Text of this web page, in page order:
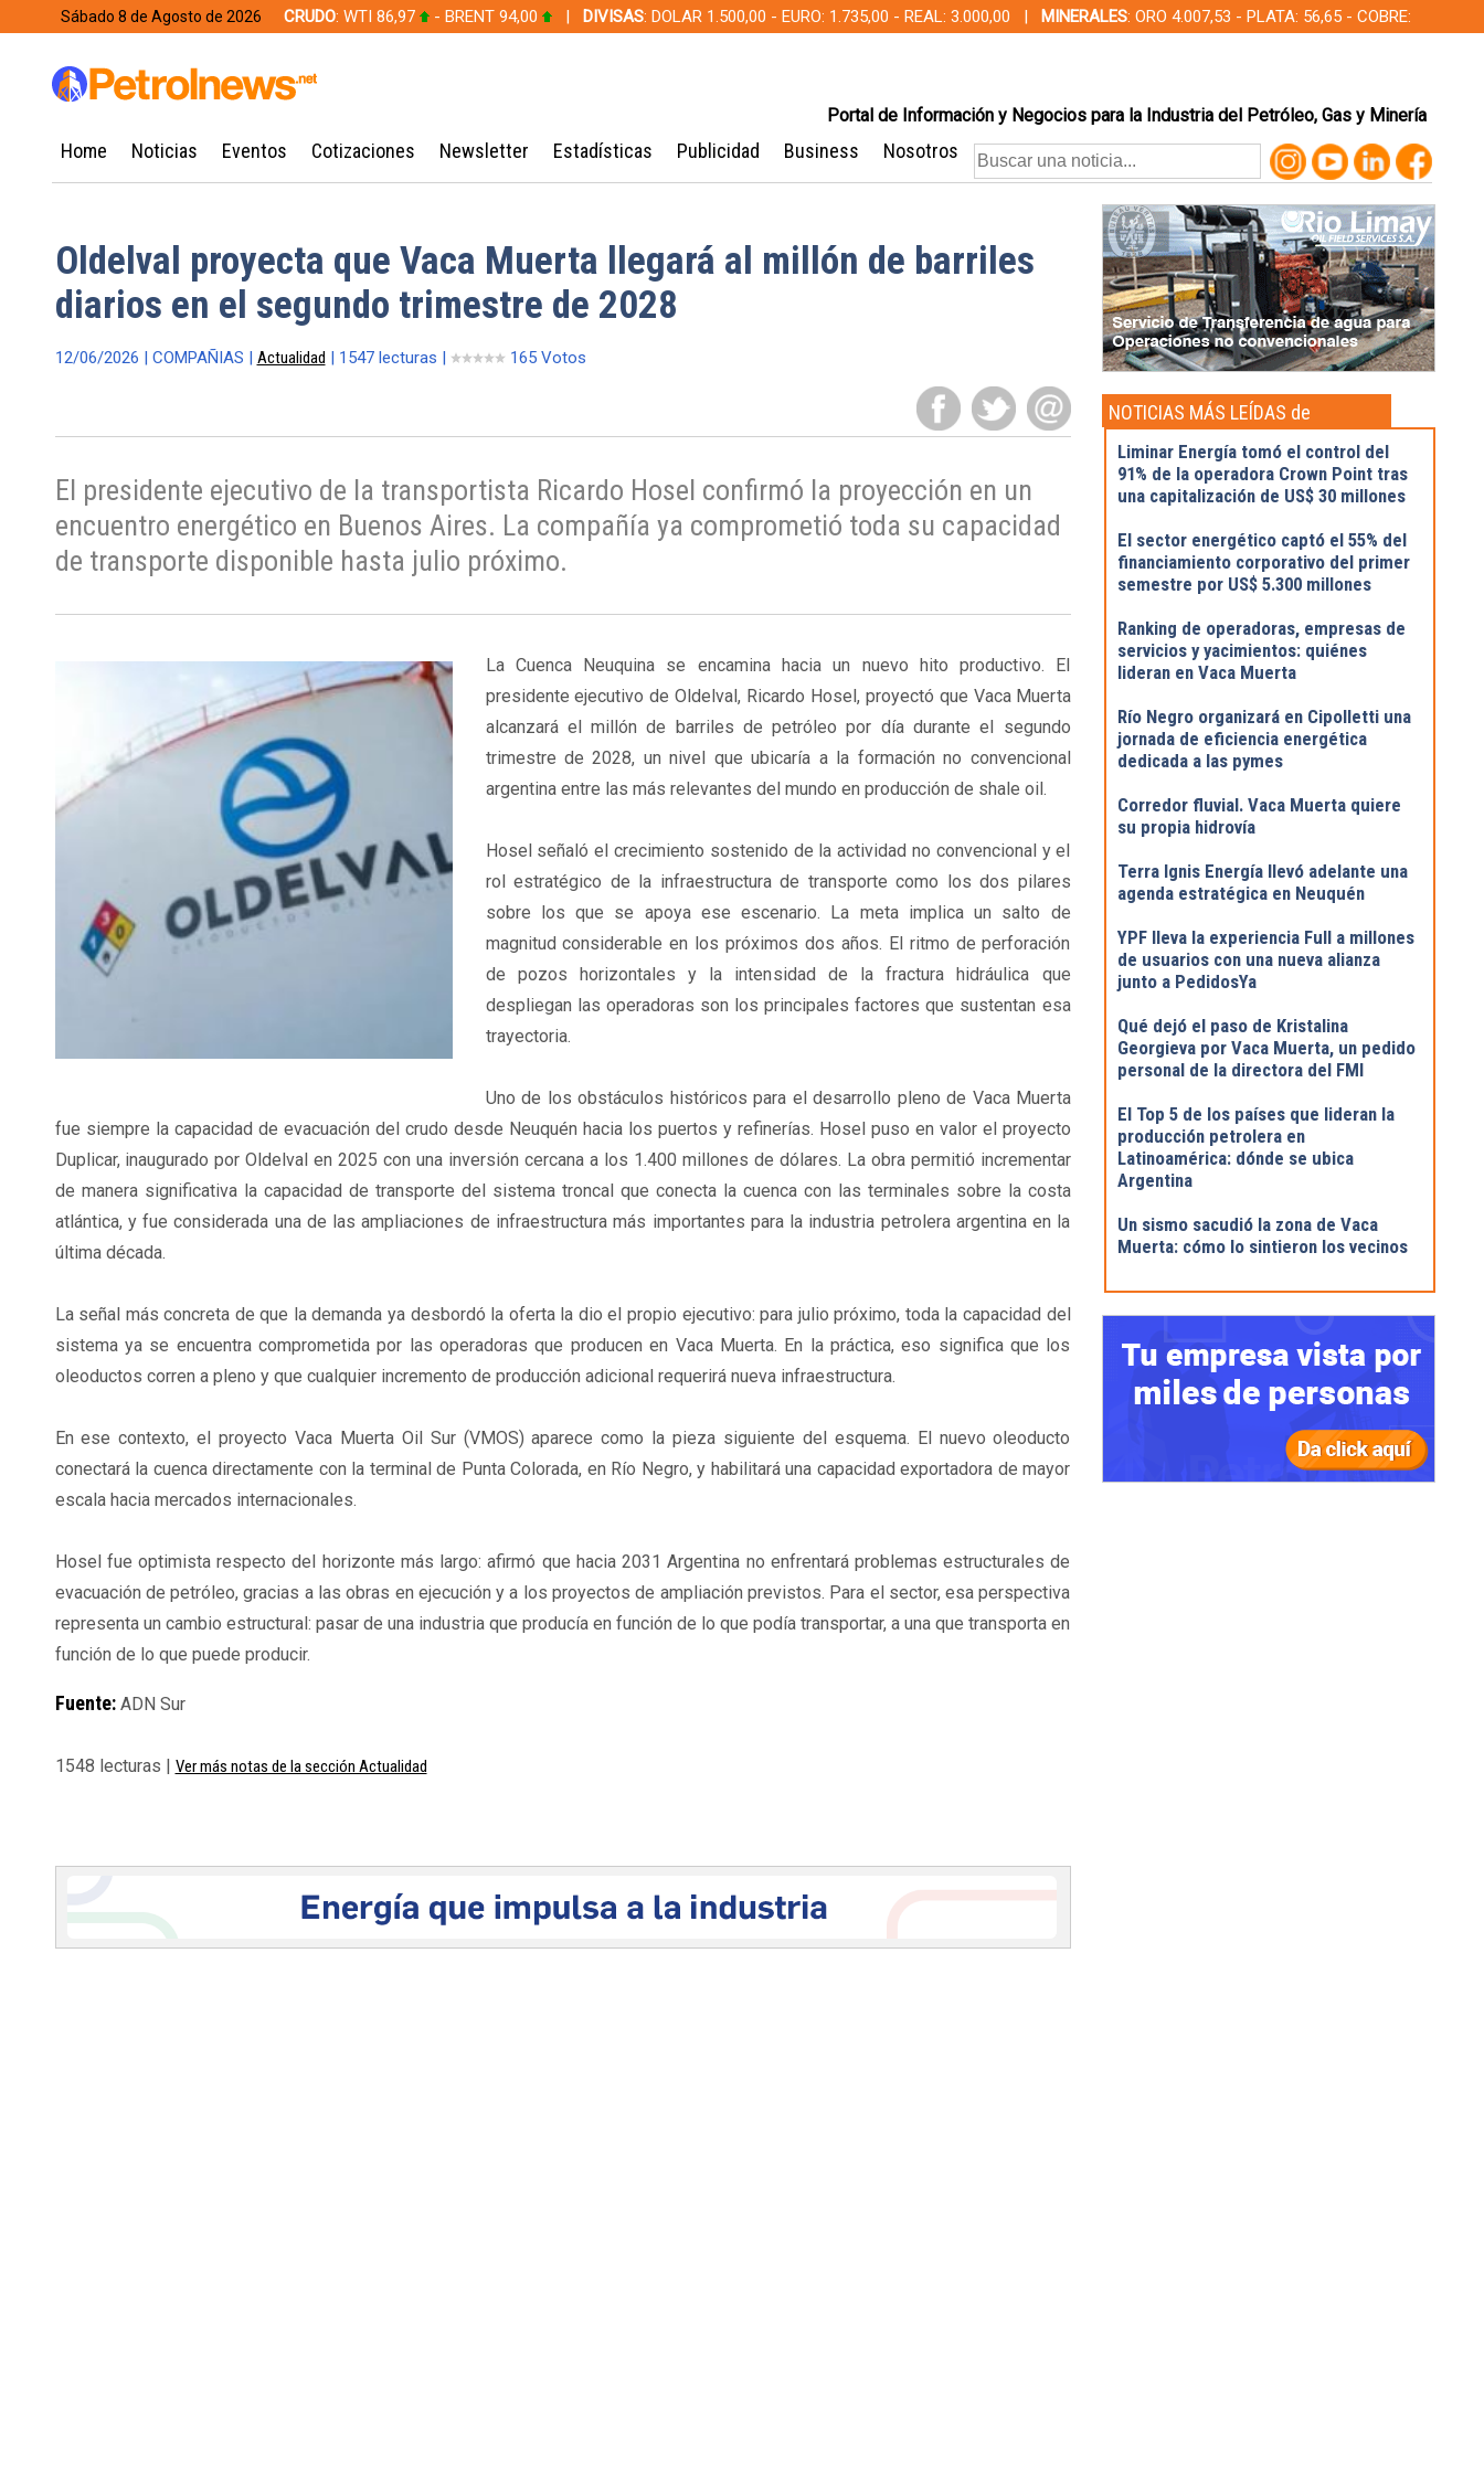
Sábado 8 de Agosto de 2026 CRUDO: WTI 86,97 - BRENT 94,00 | DIVISAS: DOLAR 1.500,00 - EURO: 1.735,00 - REAL: 3.000,00 | MINERALES: ORO 4.007,53 - PLATA: 56,65 - COBRE:
Portal de Información y Negocios para la Industria del Petróleo, Gas y Minería
Home Noticias Eventos Cotizaciones Newsletter Estadísticas Publicidad Business Nosotros
Oldelval proyecta que Vaca Muerta llegará al millón de barriles
diarios en el segundo trimestre de 2028
12/06/2026 | COMPAÑIAS | Actualidad | 1547 lecturas | 165 Votos
El presidente ejecutivo de la transportista Ricardo Hosel confirmó la proyección en un
encuentro energético en Buenos Aires. La compañía ya comprometió toda su capacidad
de transporte disponible hasta julio próximo.
La Cuenca Neuquina se encamina hacia un nuevo hito productivo. El
presidente ejecutivo de Oldelval, Ricardo Hosel, proyectó que Vaca Muerta
alcanzará el millón de barriles de petróleo por día durante el segundo
trimestre de 2028, un nivel que ubicaría a la formación no convencional
argentina entre las más relevantes del mundo en producción de shale oil.
Hosel señaló el crecimiento sostenido de la actividad no convencional y el
rol estratégico de la infraestructura de transporte como los dos pilares
sobre los que se apoya ese escenario. La meta implica un salto de
magnitud considerable en los próximos dos años. El ritmo de perforación
de pozos horizontales y la intensidad de la fractura hidráulica que
despliegan las operadoras son los principales factores que sustentan esa
trayectoria.
Uno de los obstáculos históricos para el desarrollo pleno de Vaca Muerta
fue siempre la capacidad de evacuación del crudo desde Neuquén hacia los puertos y refinerías. Hosel puso en valor el proyecto
Duplicar, inaugurado por Oldelval en 2025 con una inversión cercana a los 1.400 millones de dólares. La obra permitió incrementar
de manera significativa la capacidad de transporte del sistema troncal que conecta la cuenca con las terminales sobre la costa
atlántica, y fue considerada una de las ampliaciones de infraestructura más importantes para la industria petrolera argentina en la
última década.
La señal más concreta de que la demanda ya desbordó la oferta la dio el propio ejecutivo: para julio próximo, toda la capacidad del
sistema ya se encuentra comprometida por las operadoras que producen en Vaca Muerta. En la práctica, eso significa que los
oleoductos corren a pleno y que cualquier incremento de producción adicional requerirá nueva infraestructura.
En ese contexto, el proyecto Vaca Muerta Oil Sur (VMOS) aparece como la pieza siguiente del esquema. El nuevo oleoducto
conectará la cuenca directamente con la terminal de Punta Colorada, en Río Negro, y habilitará una capacidad exportadora de mayor
escala hacia mercados internacionales.
Hosel fue optimista respecto del horizonte más largo: afirmó que hacia 2031 Argentina no enfrentará problemas estructurales de
evacuación de petróleo, gracias a las obras en ejecución y a los proyectos de ampliación previstos. Para el sector, esa perspectiva
representa un cambio estructural: pasar de una industria que producía en función de lo que podía transportar, a una que transporta en
función de lo que puede producir.
Fuente:ADN Sur
1548 lecturas | Ver más notas de la sección Actualidad
NOTICIAS MÁS LEÍDAS de
Actualidad
Liminar Energía tomó el control del
91% de la operadora Crown Point tras
una capitalización de US$ 30 millones
El sector energético captó el 55% del
financiamiento corporativo del primer
semestre por US$ 5.300 millones
Ranking de operadoras, empresas de
servicios y yacimientos: quiénes
lideran en Vaca Muerta
Río Negro organizará en Cipolletti una
jornada de eficiencia energética
dedicada a las pymes
Corredor fluvial. Vaca Muerta quiere
su propia hidrovía
Terra Ignis Energía llevó adelante una
agenda estratégica en Neuquén
YPF lleva la experiencia Full a millones
de usuarios con una nueva alianza
junto a PedidosYa
Qué dejó el paso de Kristalina
Georgieva por Vaca Muerta, un pedido
personal de la directora del FMI
El Top 5 de los países que lideran la
producción petrolera en
Latinoamérica: dónde se ubica
Argentina
Un sismo sacudió la zona de Vaca
Muerta: cómo lo sintieron los vecinos